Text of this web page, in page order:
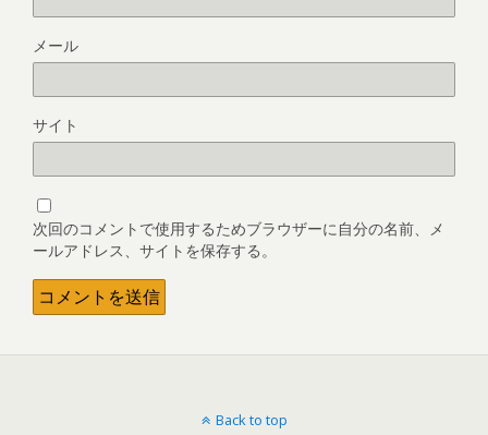
メール
サイト
次回のコメントで使用するためブラウザーに自分の名前、メ
ールアドレス、サイトを保存する。
Back to top